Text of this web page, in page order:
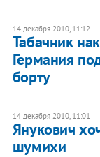
14 декабря 2010, 11:12
Табачник
Германия
борту
14 декабря 2010, 11:01
Янукович
шумихи